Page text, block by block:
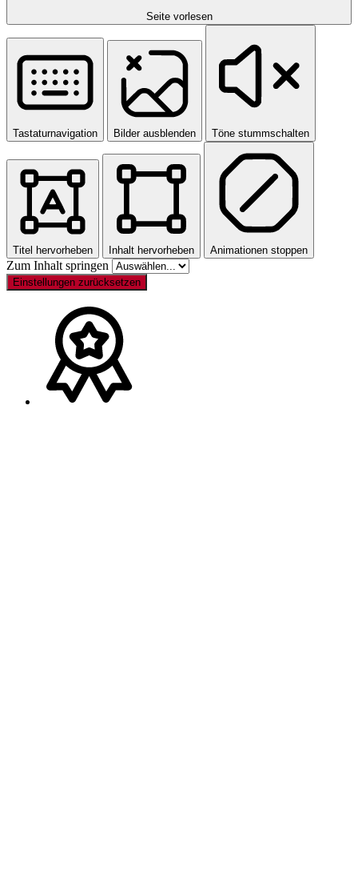
Seite vorlesen
Tastaturnavigation Bilder ausblenden Töne stummschalten
Titel hervorheben Inhalt hervorheben Animationen stoppen
Zum Inhalt springen
Einstellungen zurücksetzen